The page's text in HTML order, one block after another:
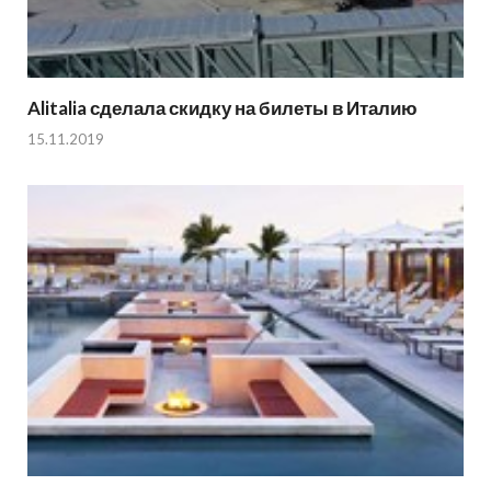
Alitalia сделала скидку на билеты в Италию
15.11.2019